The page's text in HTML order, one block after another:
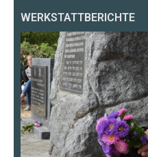
WERKSTATTBERICHTE